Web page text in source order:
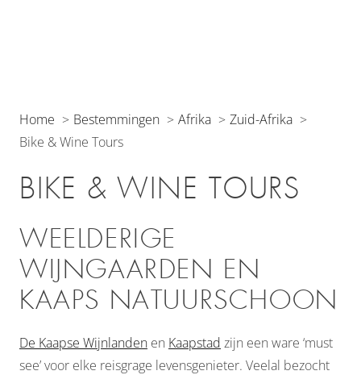
Home Bestemmingen Afrika
Zuid-Afrika
Bike & Wine Tours
BIKE & WINE TOURS
WEELDERIGE
WIJNGAARDEN EN
KAAPS NATUURSCHOON
De Kaapse Wijnlanden en Kaapstad zijn een ware ‘must
see’ voor elke reisgrage levensgenieter. Veelal bezocht